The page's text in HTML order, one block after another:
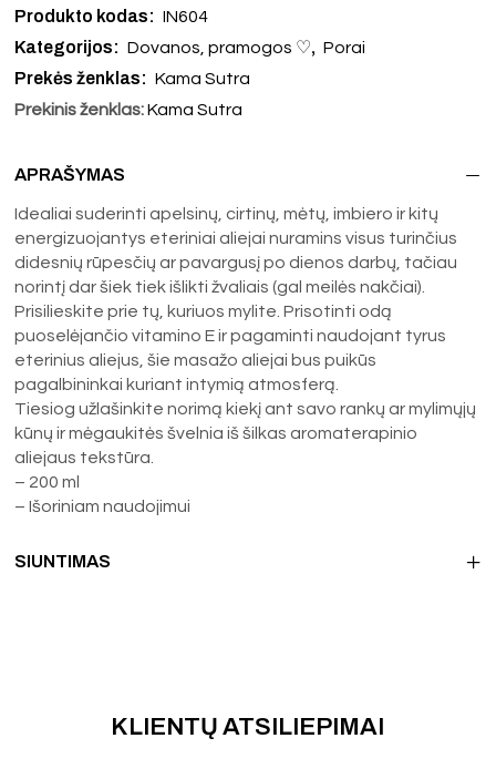
Produkto kodas: IN604
Kategorijos: Dovanos, pramogos ♡, Porai
Prekės ženklas: Kama Sutra
Prekinis ženklas: Kama Sutra
APRAŠYMAS
Idealiai suderinti apelsinų, cirtinų, mėtų, imbiero ir kitų
energizuojantys eteriniai aliejai nuramins visus turinčius
didesnių rūpesčių ar pavargusį po dienos darbų, tačiau
norintį dar šiek tiek išlikti žvaliais (gal meilės nakčiai).
Prisilieskite prie tų, kuriuos mylite. Prisotinti odą
puoselėjančio vitamino E ir pagaminti naudojant tyrus
eterinius aliejus, šie masažo aliejai bus puikūs
pagalbininkai kuriant intymią atmosferą.
Tiesiog užlašinkite norimą kiekį ant savo rankų ar mylimųjų
kūnų ir mėgaukitės švelnia iš šilkas aromaterapinio
aliejaus tekstūra.
– 200 ml
– Išoriniam naudojimui
SIUNTIMAS
KLIENTŲ ATSILIEPIMAI